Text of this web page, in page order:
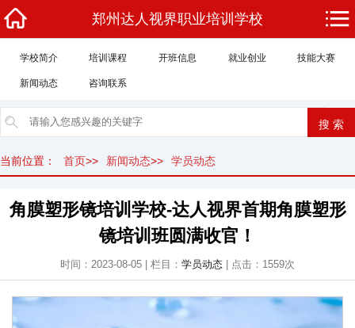
郑州达人视界职业培训学校
学校简介 培训课程 开班信息 就业创业 技能大赛
新闻动态 咨询联系
当前位置： 首页>> 新闻动态>> 学员动态
角膜塑形镜培训学校-达人视界首期角膜塑形
镜培训班圆满收官！
时间：2023-08-05 | 栏目： 学员动态 | 点击：1559次